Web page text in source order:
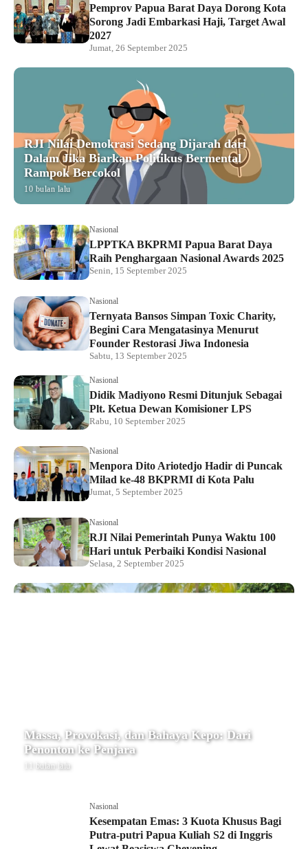
Pemprov Papua Barat Daya Dorong Kota
Sorong Jadi Embarkasi Haji, Target Awal
2027
Jumat, 26 September 2025
RJI Nilai Demokrasi Sedang Dijarah dari
Dalam Jika Biarkan Politikus Bermental
Rampok Bercokol
10 bulan lalu
Nasional
LPPTKA BKPRMI Papua Barat Daya
Raih Penghargaan Nasional Awards 2025
Senin, 15 September 2025
Nasional
Ternyata Bansos Simpan Toxic Charity,
Begini Cara Mengatasinya Menurut
Founder Restorasi Jiwa Indonesia
Sabtu, 13 September 2025
Nasional
Didik Madiyono Resmi Ditunjuk Sebagai
Plt. Ketua Dewan Komisioner LPS
Rabu, 10 September 2025
Nasional
Menpora Dito Ariotedjo Hadir di Puncak
Milad ke-48 BKPRMI di Kota Palu
Jumat, 5 September 2025
Nasional
RJI Nilai Pemerintah Punya Waktu 100
Hari untuk Perbaiki Kondisi Nasional
Selasa, 2 September 2025
Massa, Provokasi, dan Bahaya Kepo: Dari
Penonton ke Penjara
11 bulan lalu
Nasional
Kesempatan Emas: 3 Kuota Khusus Bagi
Putra-putri Papua Kuliah S2 di Inggris